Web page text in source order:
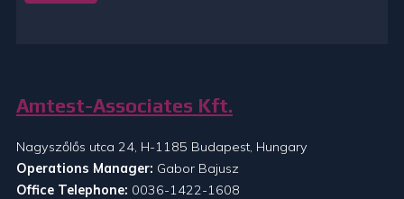
Amtest-Associates Kft.
Nagyszőlős utca 24, H-1185 Budapest, Hungary
Operations Manager: Gabor Bajusz
Office Telephone: 0036-1422-1608